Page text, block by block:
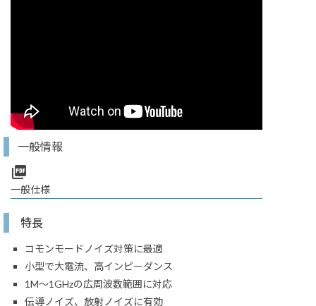
一般情報
picture_as_pdf
一般仕様
特長
コモンモードノイズ対策に最適
小型で大電流、高インピーダンス
1M～1GHzの広周波数範囲に対応
伝導ノイズ、放射ノイズに有効